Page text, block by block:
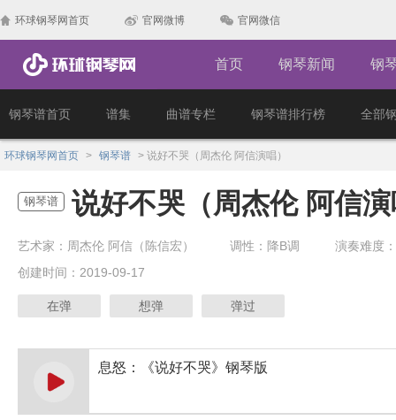
环球钢琴网首页 官网微博 官网微信
首页 钢琴新闻 钢
钢琴谱首页 谱集 曲谱专栏 钢琴谱排行榜 全部
环球钢琴网首页 > 钢琴谱 > 说好不哭（周杰伦 阿信演唱）
钢琴谱 说好不哭（周杰伦 阿信
艺术家：周杰伦 阿信（陈信宏） 调性：降B调
演奏难度：
创建时间：2019-09-17
在弹 想弹 弹过
息怒：《说好不哭》钢琴版